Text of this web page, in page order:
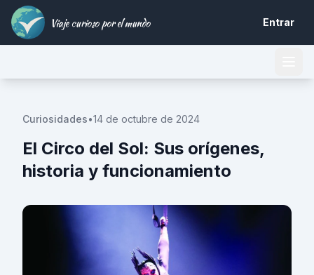
Viaje curioso por el mundo Entrar
Curiosidades•14 de octubre de 2024
El Circo del Sol: Sus orígenes,
historia y funcionamiento